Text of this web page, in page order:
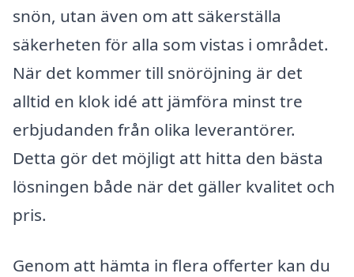
snön, utan även om att säkerställa
säkerheten för alla som vistas i området.
När det kommer till snöröjning är det
alltid en klok idé att jämföra minst tre
erbjudanden från olika leverantörer.
Detta gör det möjligt att hitta den bästa
lösningen både när det gäller kvalitet och
pris.
Genom att hämta in flera offerter kan du